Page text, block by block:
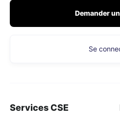
Demander
Se
Services CSE